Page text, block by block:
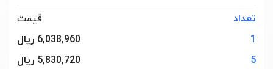
تعداد
قیمت
1
6,038,960 ریال
5
5,830,720 ریال